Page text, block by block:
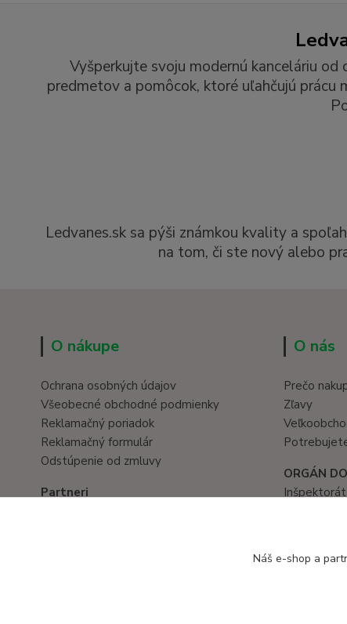
Vyšperkujte svoju modernú kanceláriu
predmetov a pomôcok, ktoré uľahčujú prácu
Ledvanes.sk sa pýši známkou kvality a
na tom, či ste nový alebo
O nákupe
Ochrana osobných údajov
Všeobecné obchodné podmienky
Reklamačný poriadok
Reklamačný formulár
Odstúpenie od zmluvy
Partneri
O nás
Prečo
Zľavy
ORGÁN
Náš e-shop a